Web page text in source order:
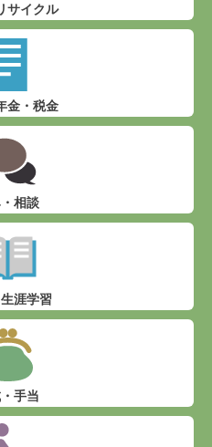
サイクル
金・税金
相談
涯学習
手当